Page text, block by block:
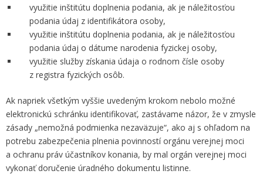
využitie inštitútu doplnenia podania, ak je náležitosťou
podania údaj z identifikátora osoby,
využitie inštitútu doplnenia podania, ak je náležitosťou
podania údaj o dátume narodenia fyzickej osoby,
využitie služby získania údaja o rodnom čísle osoby
z registra fyzických osôb.
Ak napriek všetkým vyššie uvedeným krokom nebolo možné
elektronickú schránku identifikovať, zastávame názor, že v zmysle
zásady „nemožná podmienka nezaväzuje“, ako aj s ohľadom na
potrebu zabezpečenia plnenia povinností orgánu verejnej moci
a ochranu práv účastníkov konania, by mal orgán verejnej moci
vykonať doručenie úradného dokumentu listinne.